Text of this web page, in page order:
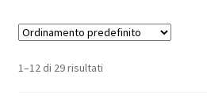
1–12 di 29 risultati